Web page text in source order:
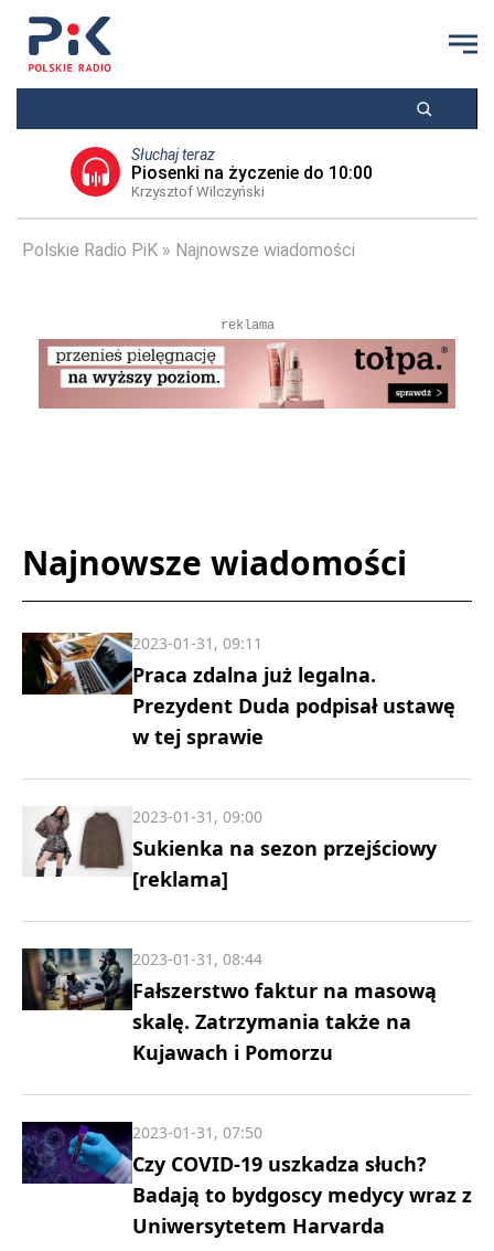
Słuchaj teraz
Piosenki na życzenie do 10:00
Krzysztof Wilczyński
Polskie Radio PiK Najnowsze wiadomości
reklama
Najnowsze wiadomości
Praca zdalna już legalna.
Prezydent Duda podpisał ustawę
w tej sprawie
2023-01-31, 09:11
Sukienka na sezon przejściowy
[reklama]
2023-01-31, 09:00
Fałszerstwo faktur na masową
skalę. Zatrzymania także na
Kujawach i Pomorzu
2023-01-31, 08:44
Czy COVID-19 uszkadza słuch?
Badają to bydgoscy medycy wraz z
Uniwersytetem Harvarda
2023-01-31, 07:50